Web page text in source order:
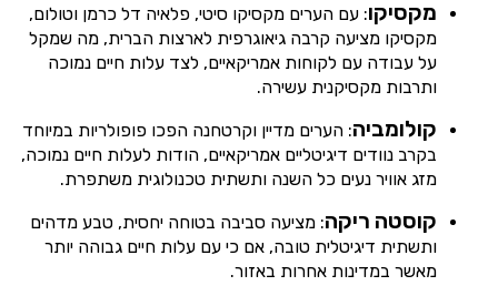
מקסיקו: עם הערים מקסיקו סיטי, פלאיה דל כרמן וטולום,
מקסיקו מציעה קרבה גיאוגרפית לארצות הברית, מה שמקל
על עבודה עם לקוחות אמריקאיים, לצד עלות חיים נמוכה
ותרבות מקסיקנית עשירה.
קולומביה: הערים מדיין וקרטחנה הפכו פופולריות במיוחד
בקרב נוודים דיגיטליים אמריקאיים, הודות לעלות חיים נמוכה,
מזג אוויר נעים כל השנה ותשתית טכנולוגית משתפרת.
קוסטה ריקה: מציעה סביבה בטוחה יחסית, טבע מדהים
ותשתית דיגיטלית טובה, אם כי עם עלות חיים גבוהה יותר
מאשר במדינות אחרות באזור.